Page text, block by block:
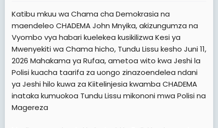
t
e
r
Katibu mkuu wa Chama cha Demokrasia na
maendeleo CHADEMA John Mnyika, akizungumza na
Vyombo vya habari kuelekea kusikilizwa Kesi ya
Mwenyekiti wa Chama hicho, Tundu Lissu kesho Juni 11,
2026 Mahakama ya Rufaa, ametoa wito kwa Jeshi la
Polisi kuacha taarifa za uongo zinazoendelea ndani
ya Jeshi hilo kuwa za Kiitelinjesia kwamba CHADEMA
inataka kumuokoa Tundu Lissu mikononi mwa Polisi na
Magereza